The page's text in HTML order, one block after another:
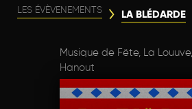
LES ÉVÈVENEMENTS LA BLÉDARDE
Musique de Fëte, La
Hanout